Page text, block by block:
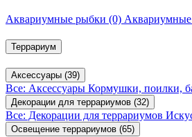
Аквариумные рыбки (0) Аквариумные
Террариум
Аксессуары (39)
Все: Аксессуары Кормушки, поилки,
Декорации для террариумов (32)
Все: Декорации для террариумов
Освещение террариумов (65)